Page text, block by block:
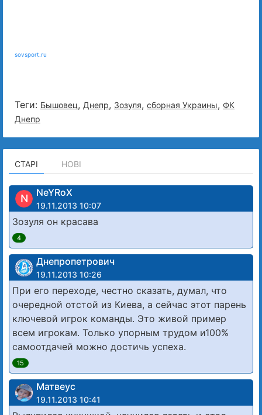
sovsport.ru
Теги: Бышовец, Днепр, Зозуля, сборная Украины, ФК
Днепр
СТАРІ НОВІ
N NeYRoX
19.11.2013 10:07
Зозуля он красава
4
Днепропетрович
19.11.2013 10:26
При его переходе, честно сказать, думал, что
очередной отстой из Киева, а сейчас этот парень
ключевой игрок команды. Это живой пример
всем игрокам. Только упорным трудом и100%
самоотдачей можно достичь успеха.
15
Матвеус
19.11.2013 10:41